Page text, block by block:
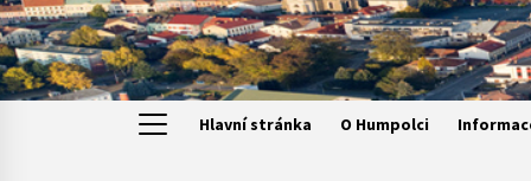
Hlavní stránka O Humpolci